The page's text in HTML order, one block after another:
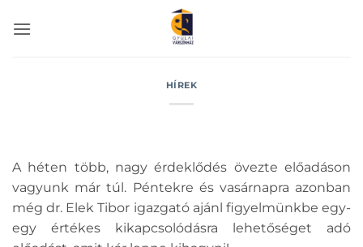
HÍREK
A héten több, nagy érdeklődés övezte előadáson
vagyunk már túl. Péntekre és vasárnapra azonban
még dr. Elek Tibor igazgató ajánl figyelmünkbe egy-
egy értékes kikapcsolódásra lehetőséget adó